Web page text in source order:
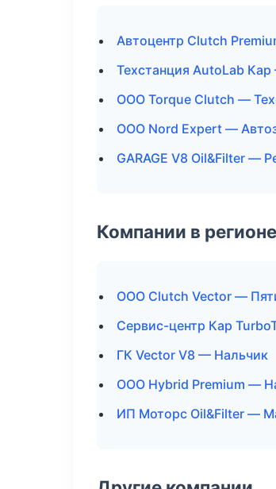
Автоцентр Clutch
Техстанция AutoLab
ООО Torque Clutch —
ООО Nord Expert —
GARAGE V8 Oil&Filter —
Компании в
ООО Clutch Vector —
Сервис-центр Кар
ГК Vector V8 — Нальчик
ООО Hybrid Premium —
ИП Моторс Oil&Filter —